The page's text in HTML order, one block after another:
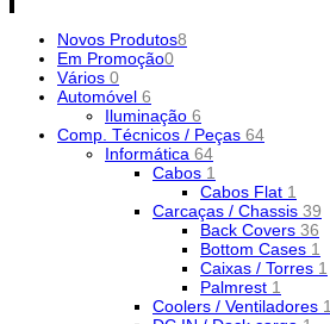
Novos Produtos8
Em Promoção0
Vários 0
Automóvel 6
Iluminação 6
Comp. Técnicos / Peças 64
Informática 64
Cabos 1
Cabos Flat 1
Carcaças / Chassis 39
Back Covers 36
Bottom Cases 1
Caixas / Torres 1
Palmrest 1
Coolers / Ventiladores 1